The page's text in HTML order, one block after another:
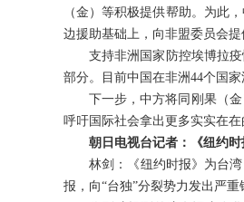
（金）等积极提供帮助。为此
边援助基础上，向非盟委员会
支持非洲国家防控埃博拉
部分。目前中国在非洲44个国
下一步，中方将同刚果（
呼吁国际社会拿出更多实实在
朝日电视台记者：《纽约
林剑：《纽约时报》为台
报，向“台独”分裂势力发出严